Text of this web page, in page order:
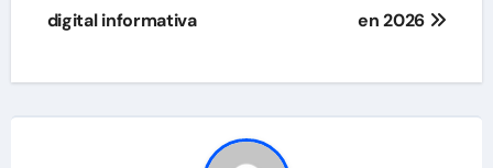
digital informativa
en 2026